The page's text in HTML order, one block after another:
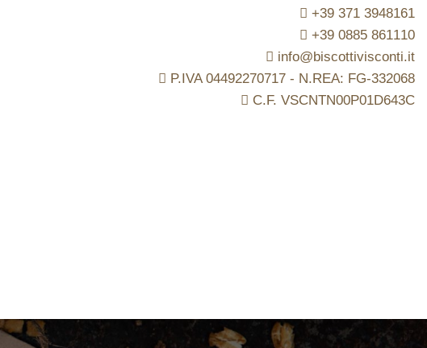
+39 371 3948161
+39 0885 861110
info@biscottivisconti.it
P.IVA 04492270717 - N.REA: FG-332068
C.F. VSCNTN00P01D643C